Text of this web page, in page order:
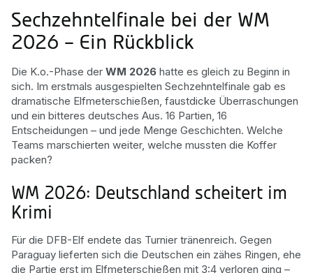
Sechzehntelfinale bei der WM
2026 – Ein Rückblick
Die K.o.-Phase der WM 2026 hatte es gleich zu Beginn in
sich. Im erstmals ausgespielten Sechzehntelfinale gab es
dramatische Elfmeterschießen, faustdicke Überraschungen
und ein bitteres deutsches Aus. 16 Partien, 16
Entscheidungen – und jede Menge Geschichten. Welche
Teams marschierten weiter, welche mussten die Koffer
packen?
WM 2026: Deutschland scheitert im
Krimi
Für die DFB-Elf endete das Turnier tränenreich. Gegen
Paraguay lieferten sich die Deutschen ein zähes Ringen, ehe
die Partie erst im Elfmeterschießen mit 3:4 verloren ging –